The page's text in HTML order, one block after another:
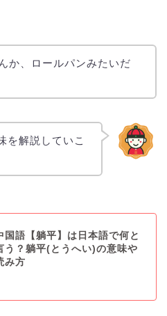
か、ロールパンみたいだ
を解説していこ
国語【躺平】は日本語で何と
う？躺平(とうへい)の意味や
み方